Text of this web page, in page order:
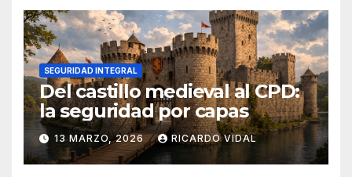
SEGURIDAD INTEGRAL
Del castillo medieval al CPD:
la seguridad por capas
13 MARZO, 2026 RICARDO VIDAL